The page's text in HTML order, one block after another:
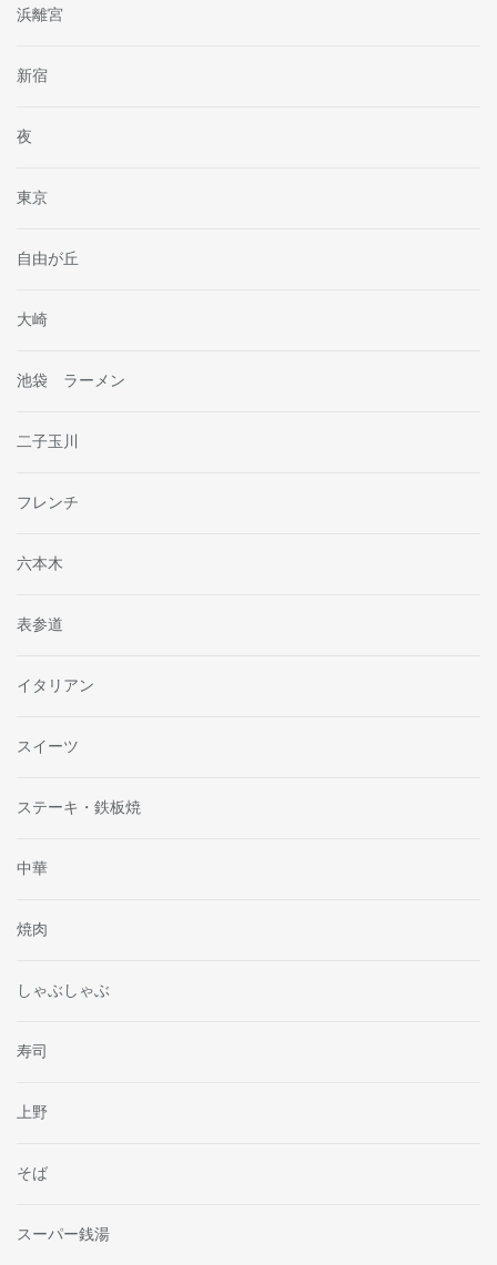
浜離宮
新宿
夜
東京
自由が丘
大崎
池袋 ラーメン
二子玉川
フレンチ
六本木
表参道
イタリアン
スイーツ
ステーキ・鉄板焼
中華
焼肉
しゃぶしゃぶ
寿司
上野
そば
スーパー銭湯